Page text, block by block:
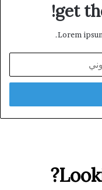
get
Lorem